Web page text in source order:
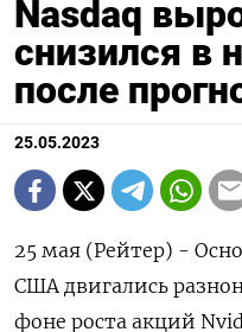
Nasdaq
снизился в
после
25.05.2023
25 мая (Рейтер) -
США двигались
фоне роста акций